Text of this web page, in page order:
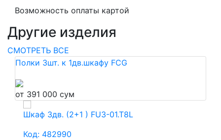
Возможность оплаты картой
Другие изделия
СМОТРЕТЬ ВСЕ
Полки 3шт. к 1дв.шкафу FCG
от 391 000 сум
Шкаф 3дв. (2+1 ) FU3-01.T8L
Код: 482990